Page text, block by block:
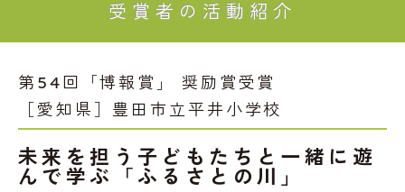
受賞者の活動紹介
第54回「博報賞」 奨励賞受賞
［愛知県］豊田市立平井小学校
未来を担う子どもたちと一緒に遊
んで学ぶ「ふるさとの川」